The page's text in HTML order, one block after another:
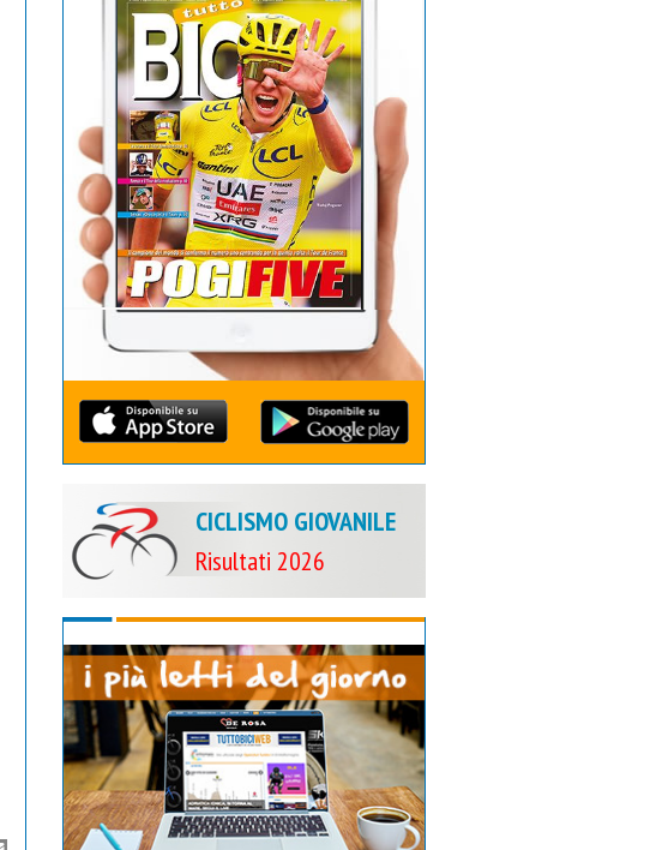
CICLISMO GIOVANILE
Risultati 2026